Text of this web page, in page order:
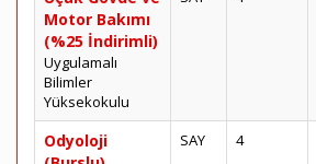
Motor Bakımı
(%25 İndirimli)
Uygulamalı
Bilimler
Yüksekokulu
Odyoloji
SAY 4